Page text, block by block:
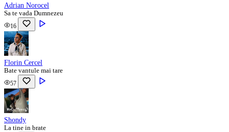
Adrian Norocel
Sa te vada Dumnezeu
16
Florin Cercel
Bate vantule mai tare
57
Shondy
La tine in brate